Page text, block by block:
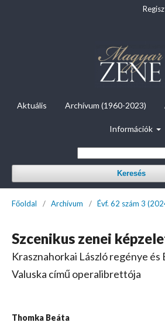
Aktuális Archívum (1960-2023)
Információk
Keresés
Főoldal / Archívum / Évf. 62 szám 3
Szcenikus zenei
Krasznahorkai László regénye
Valuska című operalibrettója
Thomka Beáta